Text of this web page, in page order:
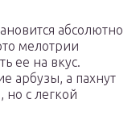
абсолютно
мелотрии
ее на вкус.
арбузы, а пахнут
но с легкой